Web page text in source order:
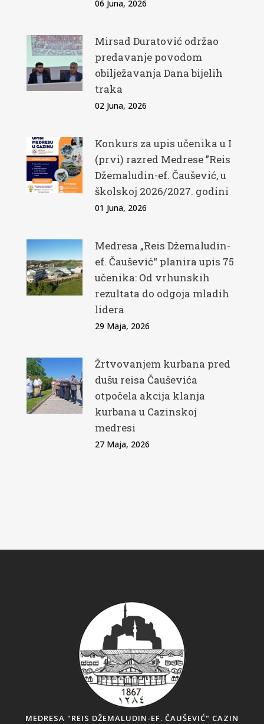
06 Juna, 2026
Mirsad Duratović održao
predavanje povodom
obilježavanja Dana bijelih
traka
02 Juna, 2026
Konkurs za upis učenika u I
(prvi) razred Medrese ”Reis
Džemaludin-ef. Čaušević, u
školskoj 2026/2027. godini
01 Juna, 2026
Medresa „Reis Džemaludin-
ef. Čaušević“ planira upis 75
učenika: Od vrhunskih
rezultata do odgoja mladih
lidera
29 Maja, 2026
Žrtvovanjem kurbana pred
dušu reisa Čauševića
otpočela akcija klanja
kurbana u Cazinskoj
medresi
27 Maja, 2026
MEDRESA "REIS DŽEMALUDIN-EF. ČAUŠEVIĆ" CAZIN